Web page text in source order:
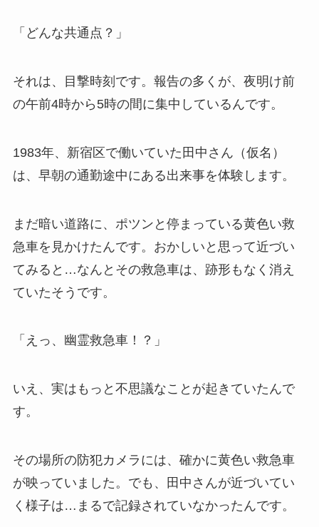
「どんな共通点？」
それは、目撃時刻です。報告の多くが、夜明け前
の午前4時から5時の間に集中しているんです。
1983年、新宿区で働いていた田中さん（仮名）
は、早朝の通勤途中にある出来事を体験します。
まだ暗い道路に、ポツンと停まっている黄色い救
急車を見かけたんです。おかしいと思って近づい
てみると…なんとその救急車は、跡形もなく消え
ていたそうです。
「えっ、幽霊救急車！？」
いえ、実はもっと不思議なことが起きていたんで
す。
その場所の防犯カメラには、確かに黄色い救急車
が映っていました。でも、田中さんが近づいてい
く様子は…まるで記録されていなかったんです。